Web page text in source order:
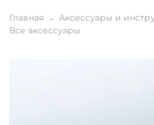
Главная
Аксессуары и
Все аксессуары